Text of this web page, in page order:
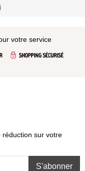
votre service
réduction sur votre
S'abonner